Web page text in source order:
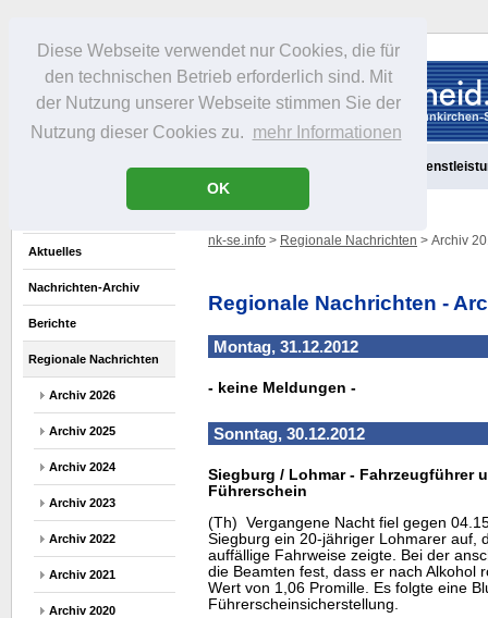
Diese Webseite verwendet nur Cookies, die für
den technischen Betrieb erforderlich sind. Mit
der Nutzung unserer Webseite stimmen Sie der
Nutzung dieser Cookies zu. mehr Informationen
OK
Portrait Freizeit Gastronomie
Aktuelles
Nachrichten-Archiv
Berichte
Regionale Nachrichten
Archiv 2026
Archiv 2025
Archiv 2024
Archiv 2023
Archiv 2022
Archiv 2021
Archiv 2020
nk-se.info > Regionale Nachrichten > Archiv
Regionale Nachrichten -
Montag, 31.12.2012
- keine Meldungen -
Sonntag, 30.12.2012
Siegburg / Lohmar - Fahrzeugführer
Führerschein
(Th) Vergangene Nacht fiel gegen
Siegburg ein 20-jähriger Lohmarer auf,
auffällige Fahrweise zeigte. Bei der
die Beamten fest, dass er nach Alkohol
Wert von 1,06 Promille. Es folgte eine
Führerscheinsicherstellung.